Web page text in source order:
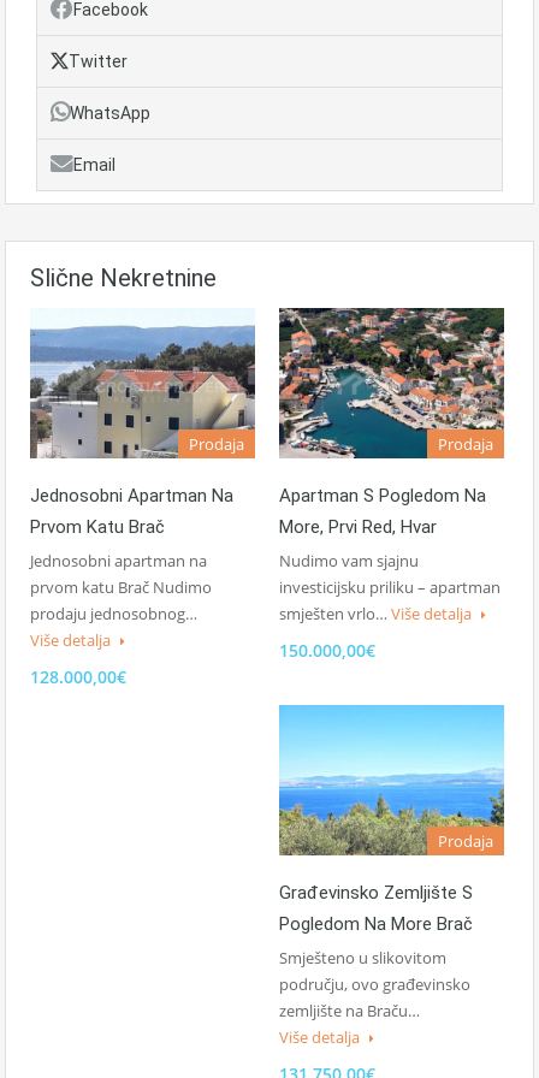
Facebook
Twitter
WhatsApp
Email
Slične Nekretnine
Prodaja
Jednosobni Apartman Na
Prvom Katu Brač
Jednosobni apartman na
prvom katu Brač Nudimo
prodaju jednosobnog…
Više detalja
128.000,00€
Prodaja
Apartman S Pogledom Na
More, Prvi Red, Hvar
Nudimo vam sjajnu
investicijsku priliku – apartman
smješten vrlo… Više detalja
150.000,00€
Prodaja
Građevinsko Zemljište S
Pogledom Na More Brač
Smješteno u slikovitom
području, ovo građevinsko
zemljište na Braču…
Više detalja